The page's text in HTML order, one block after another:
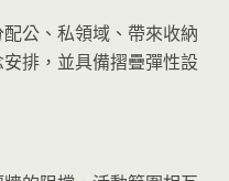
公、私領域、帶來收納
排，並具備摺疊彈性設